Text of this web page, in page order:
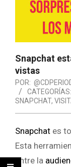
Snapchat
vistas
POR:
CATEGORÍAS:
SNAPCHAT,
Snapchat es
Esta
entre la